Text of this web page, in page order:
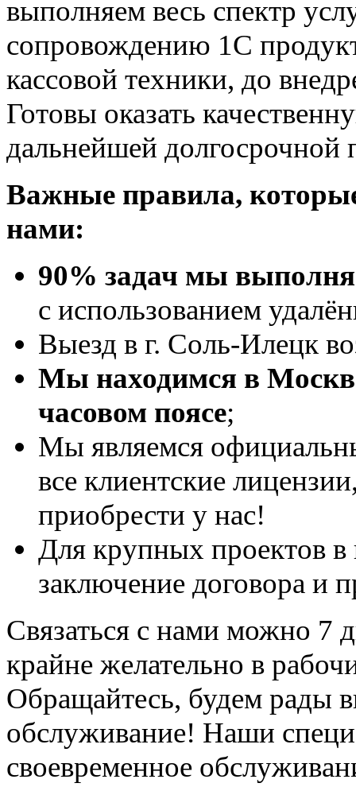
выполняем весь спектр
сопровождению 1С
кассовой техники, до
Готовы оказать
дальнейшей долгосрочной
Важные правила,
нами:
90% задач мы
с использованием
Выезд в г. Соль-Илецк
Мы находимся в
часовом поясе;
Мы являемся
все клиентские
приобрести у нас!
Для крупных проектов
заключение договора и
Связаться с нами можно 7
крайне желательно в
Обращайтесь, будем рады
обслуживание! Наши
своевременное